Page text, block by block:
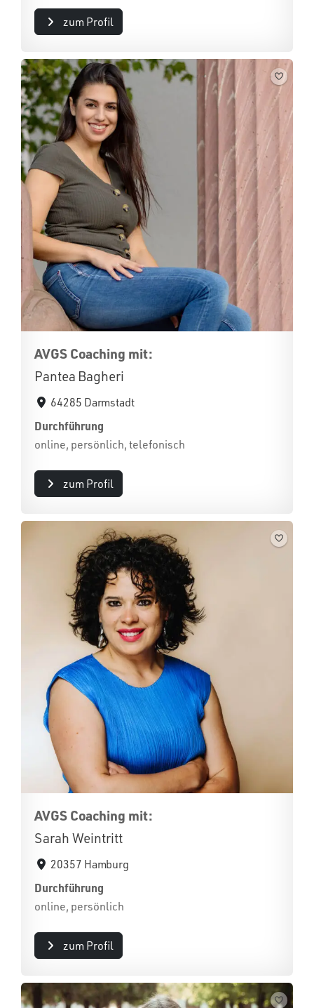
zum Profil
AVGS Coaching mit:
Pantea Bagheri
64285 Darmstadt
Durchführung
online, persönlich, telefonisch
zum Profil
AVGS Coaching mit:
Sarah Weintritt
20357 Hamburg
Durchführung
online, persönlich
zum Profil